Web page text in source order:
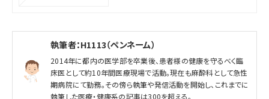
執筆者：H1113（ペンネーム）
2014年に都内の医学部を卒業後、患者様の健康を守るべく臨
床医として約10年間医療現場で活動。現在も麻酔科として急性
期病院にて勤務。その傍ら執筆や発信活動を開始し、これまでに
執筆した医療・健康系の記事は300を超える。